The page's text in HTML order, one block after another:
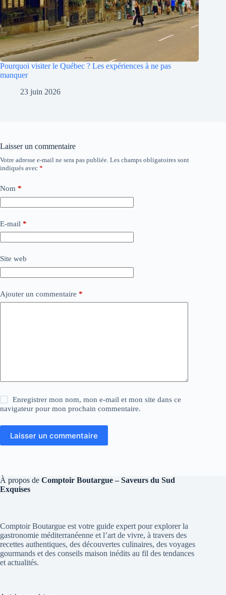
Pourquoi visiter le Québec ? Les expériences à ne pas
manquer
23 juin 2026
Laisser un commentaire
Votre adresse e-mail ne sera pas publiée. Les champs obligatoires sont
indiqués avec *
Nom *
E-mail *
Site web
Ajouter un commentaire *
Enregistrer mon nom, mon e-mail et mon site dans ce
navigateur pour mon prochain commentaire.
Laisser un commentaire
À propos de Comptoir Boutargue – Saveurs du Sud
Exquises
Comptoir Boutargue est votre guide expert pour explorer la
gastronomie méditerranéenne et l’art de vivre, à travers des
recettes authentiques, des découvertes culinaires, des voyages
gourmands et des conseils maison inédits au fil des tendances
et actualités.